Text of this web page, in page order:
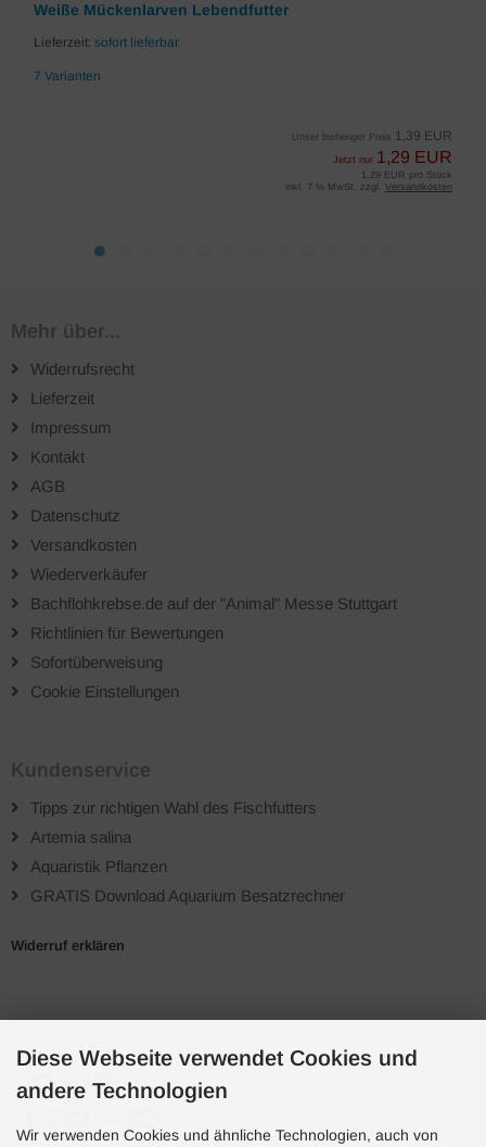
Weiße Mückenlarven Lebendfutter
Lieferzeit: sofort lieferbar
7 Varianten
Unser bisheriger Preis 1,39 EUR
Jetzt nur 1,29 EUR
1,29 EUR pro Stück
inkl. 7 % MwSt. zzgl. Versandkosten
Mehr über...
Widerrufsrecht
Lieferzeit
Impressum
Kontakt
AGB
Datenschutz
Versandkosten
Wiederverkäufer
Bachflohkrebse.de auf der "Animal" Messe Stuttgart
Richtlinien für Bewertungen
Sofortüberweisung
Cookie Einstellungen
Kundenservice
Tipps zur richtigen Wahl des Fischfutters
Artemia salina
Aquaristik Pflanzen
GRATIS Download Aquarium Besatzrechner
Widerruf erklären
Zahlungsarten
Diese Webseite verwendet Cookies und
andere Technologien
Wir verwenden Cookies und ähnliche Technologien, auch von